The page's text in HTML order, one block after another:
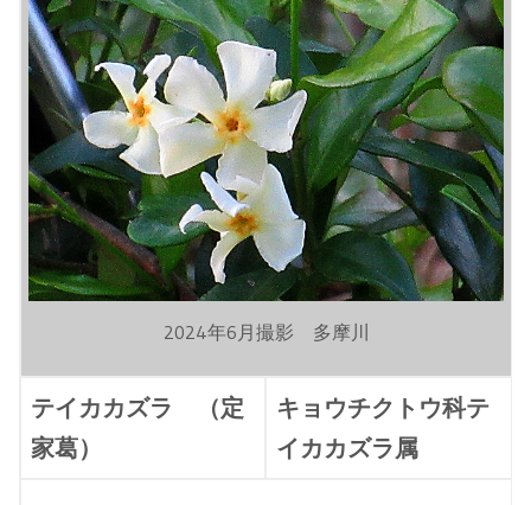
2024年6月撮影 多摩川
テイカカズラ （定
家葛）
キョウチクトウ科テ
イカカズラ属